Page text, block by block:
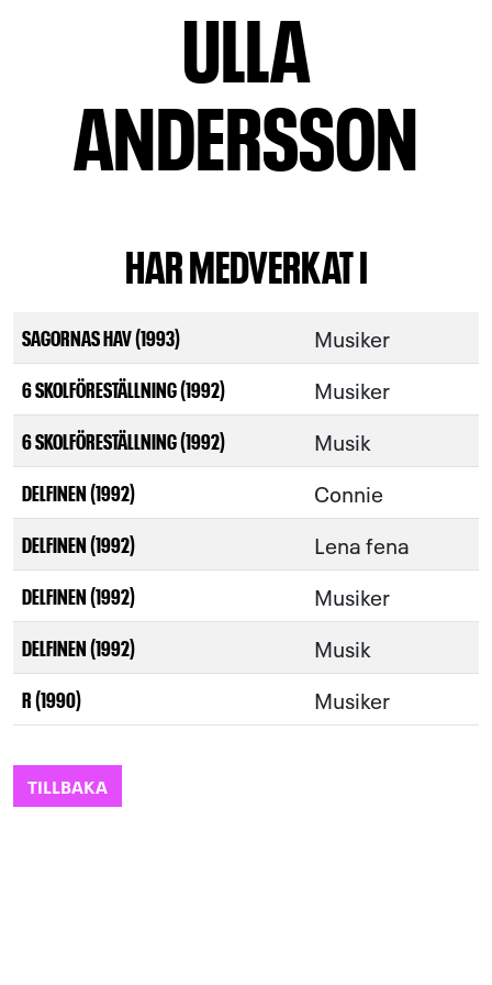
ULLA
ANDERSSON
HAR MEDVERKAT I
SAGORNAS HAV (1993) Musiker
6 SKOLFÖRESTÄLLNING (1992) Musiker
6 SKOLFÖRESTÄLLNING (1992) Musik
DELFINEN (1992) Connie
DELFINEN (1992) Lena fena
DELFINEN (1992) Musiker
DELFINEN (1992) Musik
R (1990) Musiker
TILLBAKA